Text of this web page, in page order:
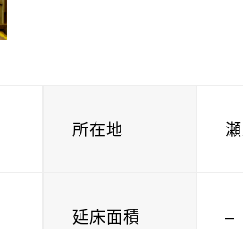
所在地
延床面積 –